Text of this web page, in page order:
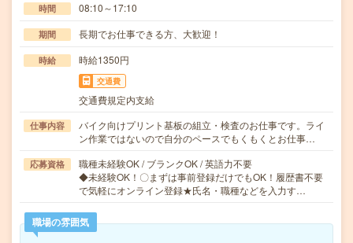
時間 08:10～17:10
期間 長期でお仕事できる方、大歓迎！
時給 時給1350円
交通費
交通費規定内支給
仕事内容
バイク向けプリント基板の組立・検査のお仕事です。ライ
ン作業ではないので自分のペースでもくもくとお仕事…
応募資格
職種未経験OK / ブランクOK / 英語力不要
◆未経験OK！〇まずは事前登録だけでもOK！履歴書不要
で気軽にオンライン登録★氏名・職種などを入力す…
職場の雰囲気